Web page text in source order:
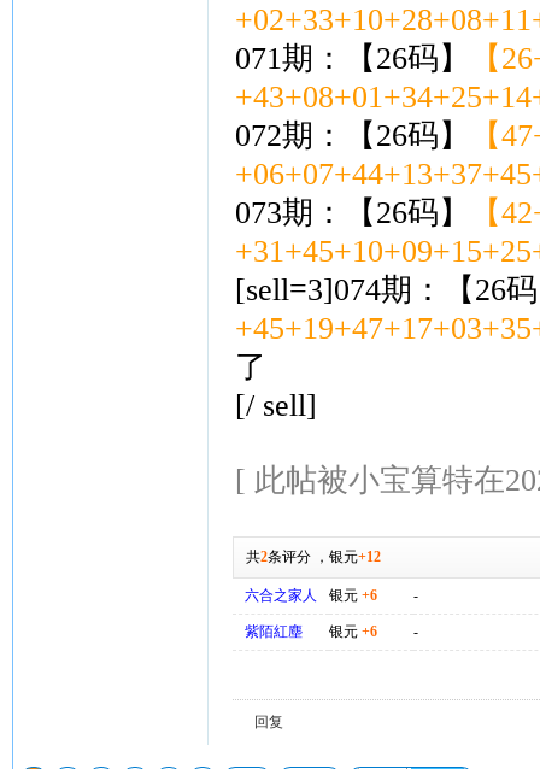
071期：【26码】
【
072期：【26码】
【
073期：【26码】
【
[sell=3]074期：【26
了
[/ sell]
[ 此帖被小宝算特在
共2条评分， 银元+12
六合之家人 银元 +6 -
紫陌紅塵 银元 +6 -
回复